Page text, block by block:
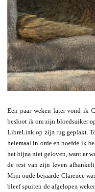
Een paar weken later vond ik
besloot ik om zijn bloedsuiker
LibreLink op zijn rug geplakt.
helemaal in orde en hoefde ik
het bijna niet geloven, want er
de rest van zijn leven
Mijn oude bejaarde Clarence
bleef spuiten de afgelopen